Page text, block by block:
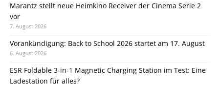
Marantz stellt neue Heimkino Receiver der Cinema Serie 2
vor
7. August 2026
Vorankündigung: Back to School 2026 startet am 17. August
6. August 2026
ESR Foldable 3-in-1 Magnetic Charging Station im Test: Eine
Ladestation für alles?